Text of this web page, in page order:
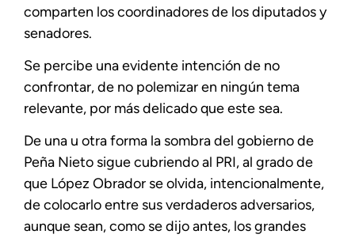
comparten los coordinadores de los diputados y
senadores.
Se percibe una evidente intención de no
confrontar, de no polemizar en ningún tema
relevante, por más delicado que este sea.
De una u otra forma la sombra del gobierno de
Peña Nieto sigue cubriendo al PRI, al grado de
que López Obrador se olvida, intencionalmente,
de colocarlo entre sus verdaderos adversarios,
aunque sean, como se dijo antes, los grandes